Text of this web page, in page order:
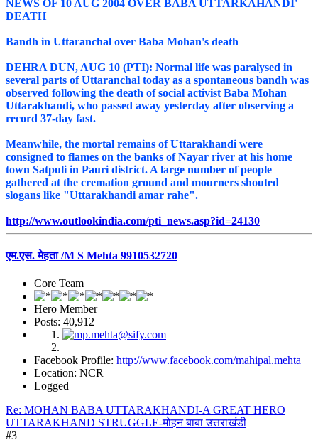
NEWS OF 10 AUG 2004 OVER BABA UTTARKAHANDI'
DEATH
Bandh in Uttaranchal over Baba Mohan's death
DEHRA DUN, AUG 10 (PTI): Normal life was paralysed in
several parts of Uttaranchal today as a spontaneous bandh was
observed following the death of social activist Baba Mohan
Uttarakhandi, who passed away yesterday after observing a
record 37-day fast.
Meanwhile, the mortal remains of Uttarakhandi were
consigned to flames on the banks of Nayar river at his home
town Satpuli in Pauri district. A large number of people
gathered at the cremation ground and mourners shouted
slogans like "Uttarakhandi amar rahe".
http://www.outlookindia.com/pti_news.asp?id=24130
एम.एस. मेहता /M S Mehta 9910532720
Core Team
Hero Member
Posts: 40,912
Facebook Profile: http://www.facebook.com/mahipal.mehta
Location: NCR
Logged
Re: MOHAN BABA UTTARAKHANDI-A GREAT HERO
UTTARAKHAND STRUGGLE-मोहन बाबा उत्तराखंडी
#3